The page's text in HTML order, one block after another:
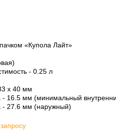
«Купола Лайт»
- 0.25 л
х 40 мм
- 16.5 мм (минимальный
- 27.6 мм (наружный)